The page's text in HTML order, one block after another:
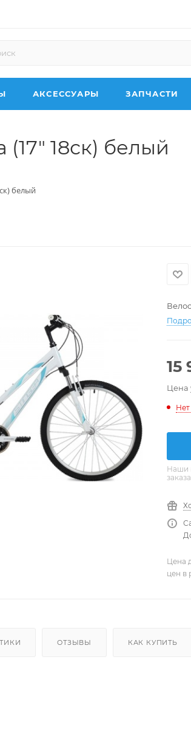
АКСЕССУАРЫ ЗАПЧАСТИ
18ск) белый
белый
15
Цена
Наши
заказа
Цена
цен в
ОТЗЫВЫ КАК КУПИТЬ